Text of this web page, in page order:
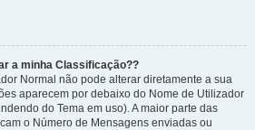
a minha Classificação??
Normal não pode alterar diretamente a sua
aparecem por debaixo do Nome de Utilizador
do Tema em uso). A maior parte das
o Número de Mensagens enviadas ou